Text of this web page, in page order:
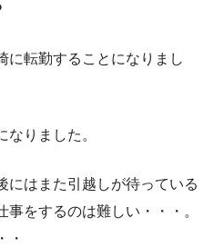
に転勤することになりまし
りました。
にはまた引越しが待っている
をするのは難しい・・・。
・